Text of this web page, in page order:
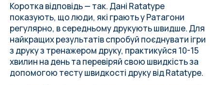
Коротка відповідь — так. Дані Ratatype
показують, що люди, які грають у Ратагони
регулярно, в середньому друкують швидше. Для
найкращих результатів спробуй поєднувати ігри
з друку з тренажером друку, практикуйся 10-15
хвилин на день та перевіряй свою швидкість за
допомогою тесту швидкості друку від Ratatype.